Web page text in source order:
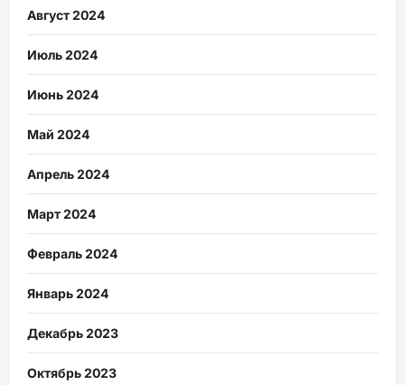
Август 2024
Июль 2024
Июнь 2024
Май 2024
Апрель 2024
Март 2024
Февраль 2024
Январь 2024
Декабрь 2023
Октябрь 2023